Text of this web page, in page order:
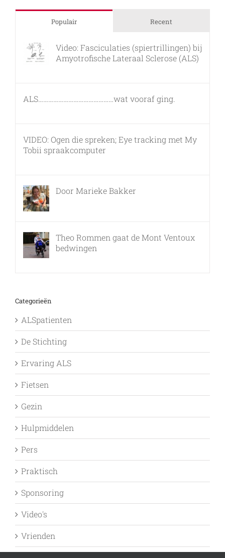
Populair Recent
Video: Fasciculaties (spiertrillingen) bij
Amyotrofische Lateraal Sclerose (ALS)
ALS………………………………………wat vooraf ging.
VIDEO: Ogen die spreken; Eye tracking met My
Tobii spraakcomputer
Door Marieke Bakker
Theo Rommen gaat de Mont Ventoux
bedwingen
Categorieën
ALSpatienten
De Stichting
Ervaring ALS
Fietsen
Gezin
Hulpmiddelen
Pers
Praktisch
Sponsoring
Video's
Vrienden